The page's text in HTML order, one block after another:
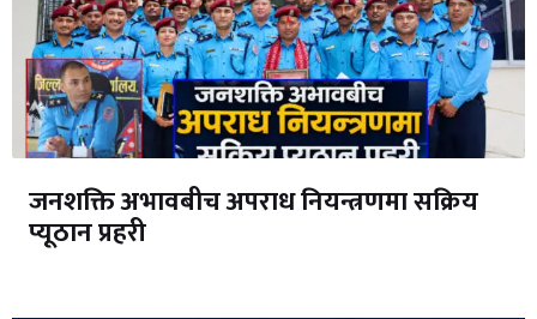
जनशक्ति अभावबीच अपराध नियन्त्रणमा सक्रिय
प्यूठान प्रहरी